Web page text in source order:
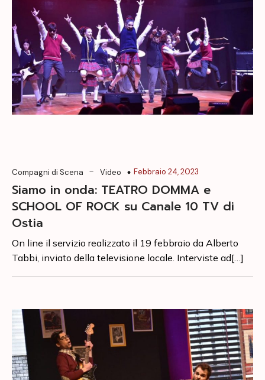
Compagni di Scena - Video Febbraio 24, 2023
Siamo in onda: TEATRO DOMMA e
SCHOOL OF ROCK su Canale 10 TV di
Ostia
On line il servizio realizzato il 19 febbraio da Alberto
Tabbi, inviato della televisione locale. Interviste ad[…]